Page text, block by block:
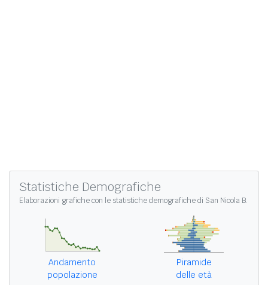
Statistiche Demografiche
Elaborazioni grafiche con le statistiche demografiche di San Nicola B.
Andamento
popolazione
Piramide
delle età